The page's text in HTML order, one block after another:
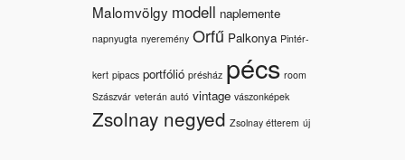
Malomvölgy modell naplemente
napnyugta nyeremény Orfű Palkonya Pintér-
kert pipacs portfólió présház pécs room
Szászvár veterán autó vintage vászonképek
Zsolnay negyed Zsolnay étterem új